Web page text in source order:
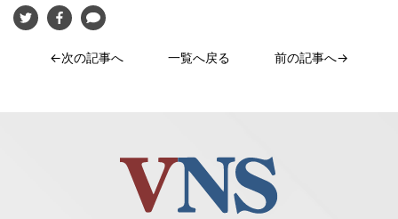
←次の記事へ 一覧へ戻る 前の記事へ→